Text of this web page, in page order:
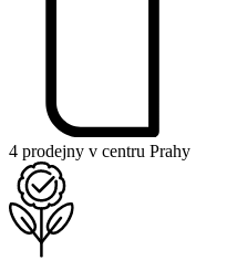
4 prodejny v centru Prahy